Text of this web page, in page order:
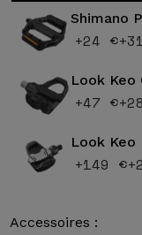
Shimano
+24 €
Look Keo
+47 €
Look Keo
+149 €
Accessoires :